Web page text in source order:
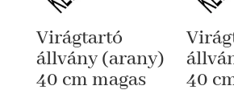
Virágtartó
állvány (arany)
40 cm magas
40